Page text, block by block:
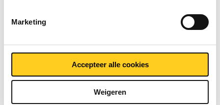
Marketing
Accepteer alle cookies
Weigeren
Rvs 1.4404(316L) HF gel vierkante buis 12x12x1,5
Stuks gewicht in kg
3,024
Bruto prijs